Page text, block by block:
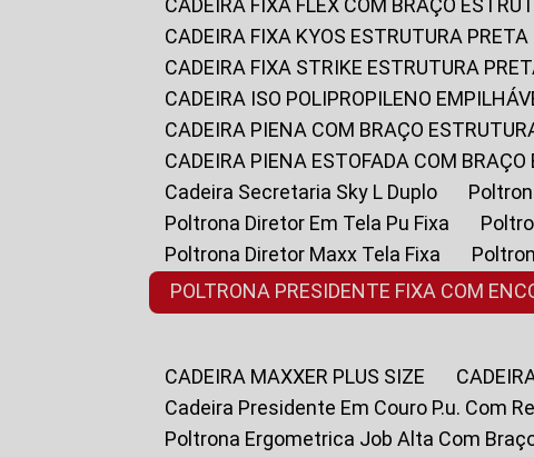
CADEIRA FIXA FLEX COM BRAÇO
CADEIRA FIXA KYOS ESTRUTURA PRETA
CADEIRA FIXA STRIKE ESTRUTURA
CADEIRA ISO POLIPROPILENO
CADEIRA PIENA COM BRAÇO
CADEIRA PIENA ESTOFADA COM
Cadeira Secretaria Sky L Duplo
Poltrona Diretor Em Tela Pu Fixa
Poltrona Diretor Maxx Tela Fixa
POLTRONA PRESIDENTE FIXA COM
CADEIRA MAXXER PLUS SIZE
Cadeira Presidente Em Couro P.u. Com
Poltrona Ergometrica Job Alta Com